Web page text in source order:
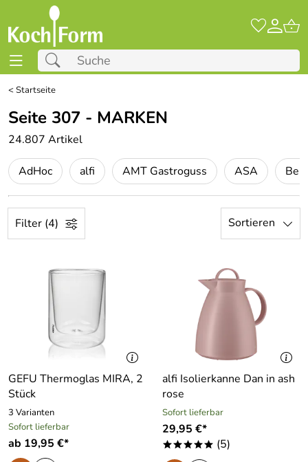
<Startseite
Seite 307 - MARKEN
24.807 Artikel
AdHoc alfi AMT Gastroguss ASA
Filter (4) Sortieren
GEFU Thermoglas MIRA, 2
Stück
3 Varianten
Sofort lieferbar
ab 19,95 €*
alfi Isolierkanne Dan in ash
rose
Sofort lieferbar
29,95 €*
***** (5)